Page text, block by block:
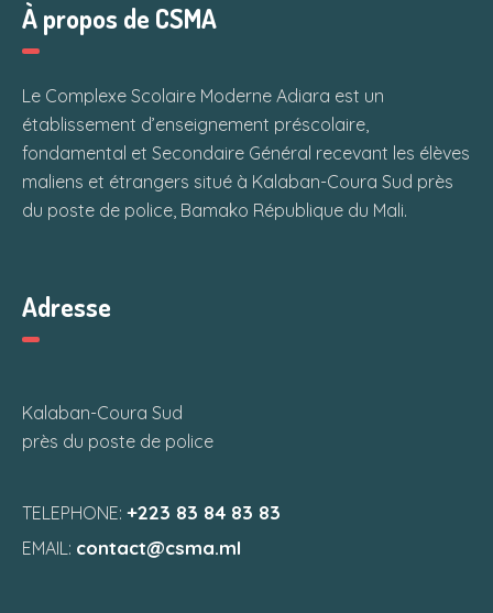
À propos de CSMA
Le Complexe Scolaire Moderne Adiara est un
établissement d’enseignement préscolaire,
fondamental et Secondaire Général recevant les élèves
maliens et étrangers situé à Kalaban-Coura Sud près
du poste de police, Bamako République du Mali.
Adresse
Kalaban-Coura Sud
près du poste de police
TELEPHONE:+223 83 84 83 83
EMAIL: contact@csma.ml